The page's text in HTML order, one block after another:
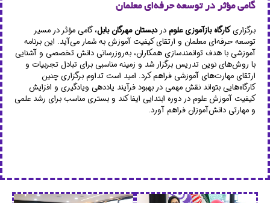
گامی مؤثر در توسعه حرفه‌ای معلمان
برگزاریکارگاه بازآموزی علومدردبستان مهرگان بابل، گامی مؤثر در مسیر
توسعه حرفه‌ای معلمان و ارتقای کیفیت آموزش به شمار می‌آید. این برنامه
آموزشی با هدف توانمندسازی همکاران، به‌روزرسانی دانش تخصصی و آشنایی
با روش‌های نوین تدریس برگزار شد و زمینه مناسبی برای تبادل تجربیات و
ارتقای مهارت‌های آموزشی فراهم کرد. امید است تداوم برگزاری چنین
کارگاه‌هایی بتواند نقش مهمی در بهبود فرآیند یاددهی ویادگیری و افزایش
کیفیت آموزش علوم در دوره ابتدایی ایفا کند و بستری مناسب برای رشد علمی
و مهارتی دانش‌آموزان فراهم آورد.